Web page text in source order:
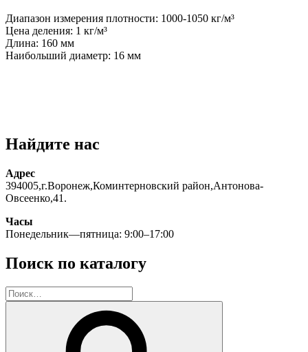
Диапазон измерения плотности: 1000-1050 кг/м³
Цена деления: 1 кг/м³
Длина: 160 мм
Наибольший диаметр: 16 мм
Найдите нас
Адрес
394005,г.Воронеж,Коминтерновский район,Антонова-
Овсеенко,41.
Часы
Понедельник—пятница: 9:00–17:00
Поиск по каталогу
Искать: